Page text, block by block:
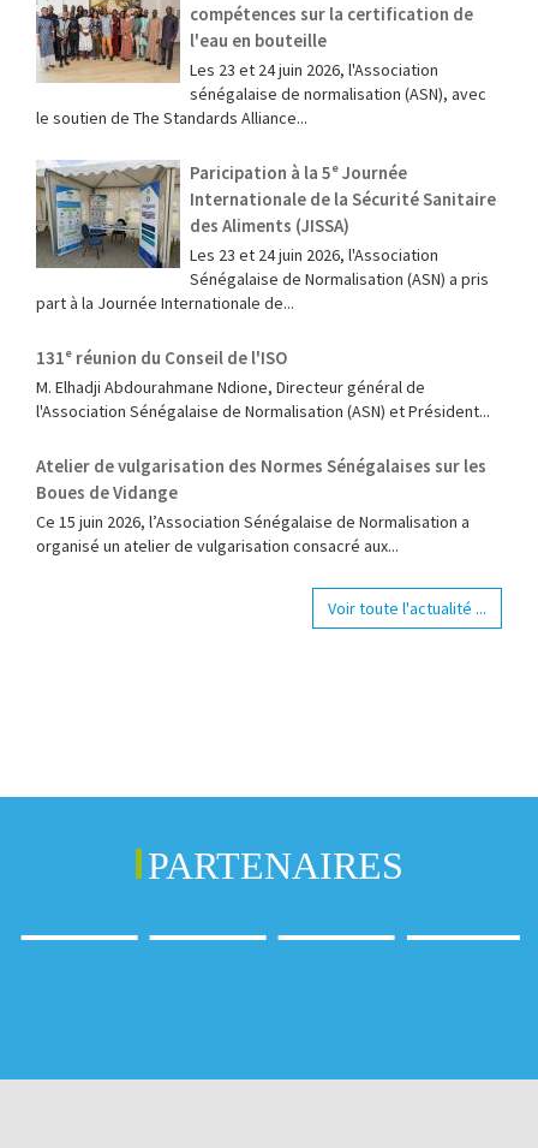
compétences sur la certification de
l'eau en bouteille
Les 23 et 24 juin 2026, l'Association
sénégalaise de normalisation (ASN), avec
le soutien de The Standards Alliance...
Paricipation à la 5ᵉ Journée
Internationale de la Sécurité Sanitaire
des Aliments (JISSA)
‎Les 23 et 24 juin 2026, l'Association
Sénégalaise de Normalisation (ASN) a pris
part à la Journée Internationale de...
131ᵉ réunion du Conseil de l'ISO
M. Elhadji Abdourahmane Ndione, Directeur général de
l'Association Sénégalaise de Normalisation (ASN) et Président...
Atelier de vulgarisation des Normes Sénégalaises sur les
Boues de Vidange
Ce 15 juin 2026, l’Association Sénégalaise de Normalisation a
organisé un atelier de vulgarisation consacré aux...
Voir toute l'actualité ...
PARTENAIRES